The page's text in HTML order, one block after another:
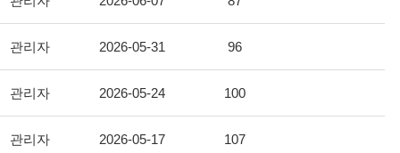
관리자 2026-05-31 96
관리자 2026-05-24 100
관리자 2026-05-17 107